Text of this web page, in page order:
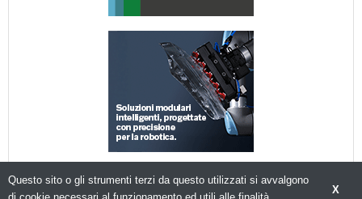
X
Questo sito o gli strumenti terzi da questo utilizzati si avvalgono